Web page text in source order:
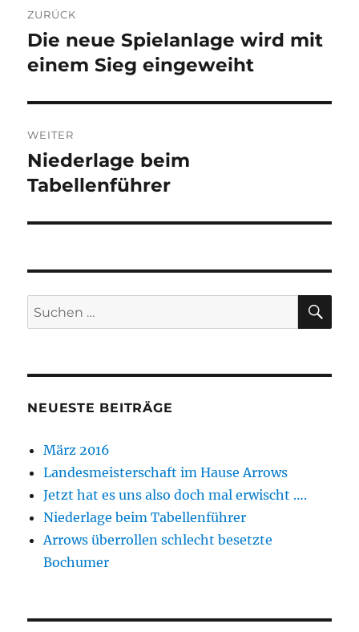
ZURÜCK
Vorheriger
Beitrag:
Die neue Spielanlage wird mit
einem Sieg eingeweiht
WEITER
Nächster
Beitrag:
Niederlage beim
Tabellenführer
Suchen
nach:
NEUESTE BEITRÄGE
März 2016
Landesmeisterschaft im Hause Arrows
Jetzt hat es uns also doch mal erwischt ….
Niederlage beim Tabellenführer
Arrows überrollen schlecht besetzte
Bochumer